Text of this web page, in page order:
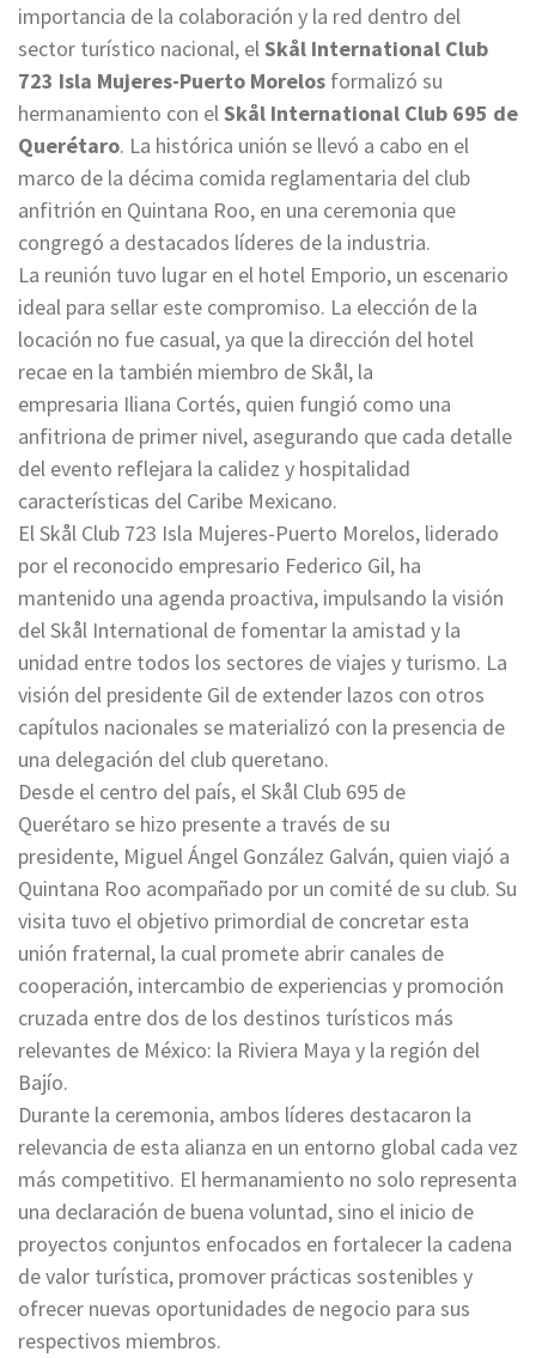
importancia de la colaboración y la red dentro del
sector turístico nacional, elSkål International Club
723 Isla Mujeres-Puerto Morelos formalizó su
hermanamiento con elSkål International Club 695 de
Querétaro. La histórica unión se llevó a cabo en el
marco de la décima comida reglamentaria del club
anfitrión en Quintana Roo, en una ceremonia que
congregó a destacados líderes de la industria.
La reunión tuvo lugar en el hotel Emporio, un escenario
ideal para sellar este compromiso. La elección de la
locación no fue casual, ya que la dirección del hotel
recae en la también miembro de Skål, la
empresaria Iliana Cortés, quien fungió como una
anfitriona de primer nivel, asegurando que cada detalle
del evento reflejara la calidez y hospitalidad
características del Caribe Mexicano.
El Skål Club 723 Isla Mujeres-Puerto Morelos, liderado
por el reconocido empresario Federico Gil, ha
mantenido una agenda proactiva, impulsando la visión
del Skål International de fomentar la amistad y la
unidad entre todos los sectores de viajes y turismo. La
visión del presidente Gil de extender lazos con otros
capítulos nacionales se materializó con la presencia de
una delegación del club queretano.
Desde el centro del país, el Skål Club 695 de
Querétaro se hizo presente a través de su
presidente, Miguel Ángel González Galván, quien viajó a
Quintana Roo acompañado por un comité de su club. Su
visita tuvo el objetivo primordial de concretar esta
unión fraternal, la cual promete abrir canales de
cooperación, intercambio de experiencias y promoción
cruzada entre dos de los destinos turísticos más
relevantes de México: la Riviera Maya y la región del
Bajío.
Durante la ceremonia, ambos líderes destacaron la
relevancia de esta alianza en un entorno global cada vez
más competitivo. El hermanamiento no solo representa
una declaración de buena voluntad, sino el inicio de
proyectos conjuntos enfocados en fortalecer la cadena
de valor turística, promover prácticas sostenibles y
ofrecer nuevas oportunidades de negocio para sus
respectivos miembros.